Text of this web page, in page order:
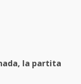
la partita